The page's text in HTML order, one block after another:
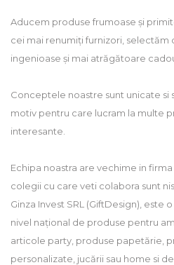
Aducem produse frumoase și
cei mai renumiți furnizori, selectăm
ingenioase și mai atrăgătoare
Conceptele noastre sunt unicate si
motiv pentru care lucram la multe
interesante.
Echipa noastra are vechime in
colegii cu care veti colabora sunt
Ginza Invest SRL (GiftDesign), este
nivel național de produse pentru
articole party, produse papetărie,
personalizate, jucării sau home si